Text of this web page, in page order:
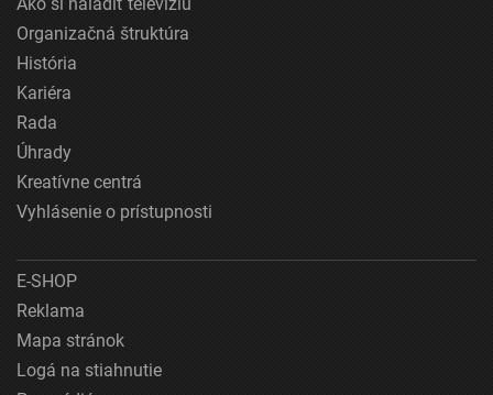
Organizačná štruktúra
História
Kariéra
Rada
Úhrady
Kreatívne centrá
Vyhlásenie o prístupnosti
E-SHOP
Reklama
Mapa stránok
Logá na stiahnutie